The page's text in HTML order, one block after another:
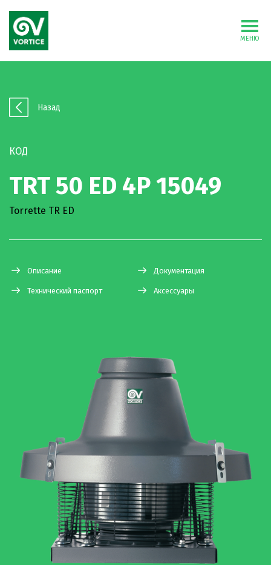
МЕНЮ
Назад
КОД
TRT 50 ED 4P 15049
Torrette TR ED
Описание Документация
Технический паспорт Аксессуары